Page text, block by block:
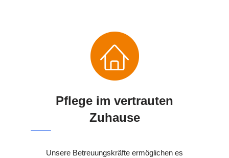
Pflege im vertrauten
Zuhause
Unsere Betreuungskräfte ermöglichen es